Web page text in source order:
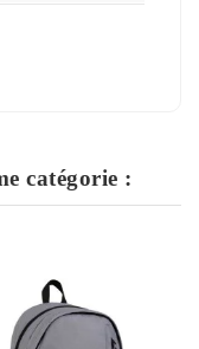
catégorie :